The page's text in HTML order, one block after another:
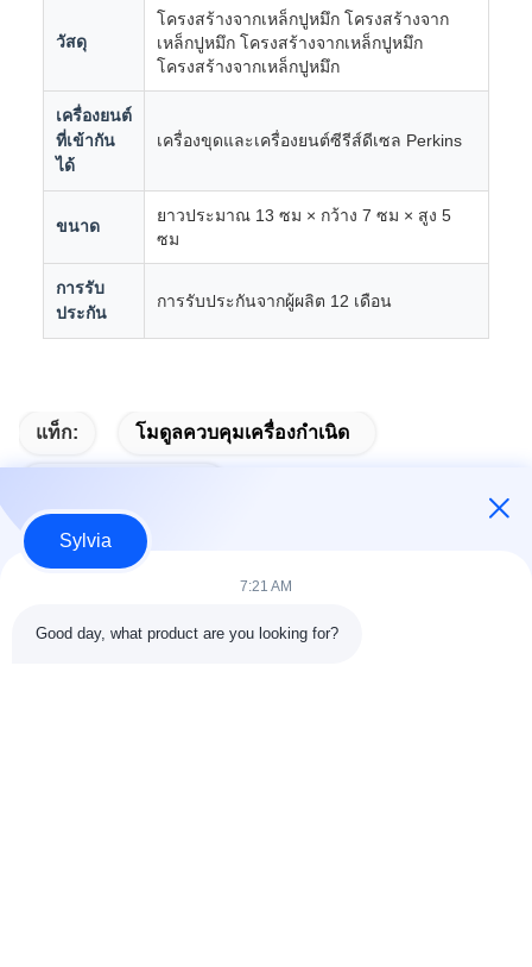
วัสดุ
โครงสร้างจากเหล็กปูหมึก โครงสร้างจาก
เหล็กปูหมึก โครงสร้างจากเหล็กปูหมึก
โครงสร้างจากเหล็กปูหมึก
เครื่องยนต์
ที่เข้ากัน
ได้
เครื่องขุดและเครื่องยนต์ซีรีส์ดีเซล Perkins
ขนาด
ยาวประมาณ 13 ซม × กว้าง 7 ซม × สูง 5
ซม
การรับ
ประกัน
การรับประกันจากผู้ผลิต 12 เดือน
แท็ก: โมดูลควบคุมเครื่องกําเนิด
ติดต่อด่วน
Sylvia
7:21 AM
Good day, what product are you looking for?